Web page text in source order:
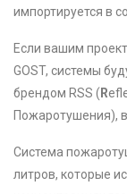
импортируется в
Если вашим
GOST, системы
брендом RSS (R
Пожаротушения),
Система
литров, которые